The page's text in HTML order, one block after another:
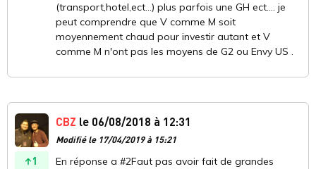
(transport,hotel,ect...) plus parfois une GH ect.... je
peut comprendre que V comme M soit
moyennement chaud pour investir autant et V
comme M n'ont pas les moyens de G2 ou Envy US .
1
CBZ le 06/08/2018 à 12:31
Modifié le 17/04/2019 à 15:21
En réponse a #2Faut pas avoir fait de grandes